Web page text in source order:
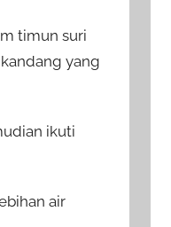
timun suri
yang
ikuti
air